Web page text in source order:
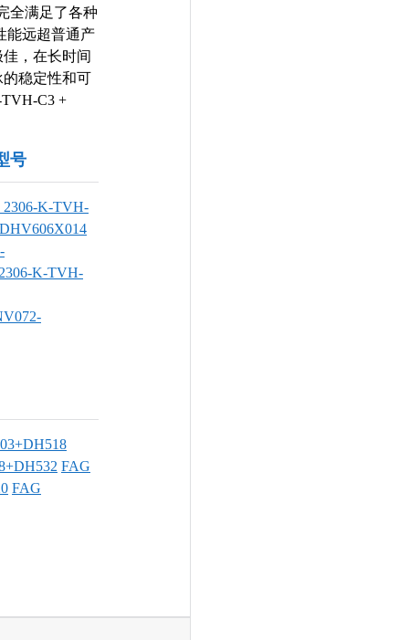
全满足了各种
能远超普通产
，在长时间
稳定性和可
C3 +
号
2306-K-TVH-
K-TVH-
FAG
FAG